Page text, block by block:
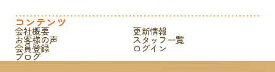
コンテンツ
会社概要 更新情報
お客様の声 スタッフ一覧
会員登録 ログイン
ブログ